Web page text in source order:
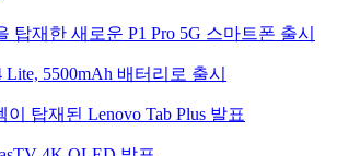
탑재한 새로운 P1 Pro 5G 스마트폰 출시
Lite, 5500mAh 배터리로 출시
이 탑재된 Lenovo Tab Plus 발표